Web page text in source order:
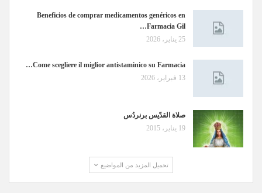
Beneficios de comprar medicamentos genéricos en
Farmacia Gil…
25 يناير، 2026
Come scegliere il miglior antistaminico su Farmacia…
13 فبراير، 2026
صلاة القدّيس برنردُس
19 يناير، 2015
تحميل المزيد من المواضيع